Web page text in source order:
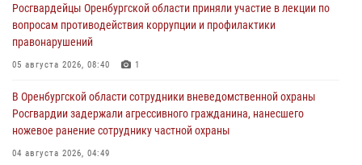
Росгвардейцы Оренбургской области приняли участие в лекции по
вопросам противодействия коррупции и профилактики
правонарушений
05 августа 2026, 08:40 1
В Оренбургской области сотрудники вневедомственной охраны
Росгвардии задержали агрессивного гражданина, нанесшего
ножевое ранение сотруднику частной охраны
04 августа 2026, 04:49